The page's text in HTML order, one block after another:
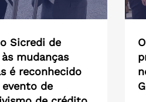
Sicredi de
mudanças
é reconhecido
de